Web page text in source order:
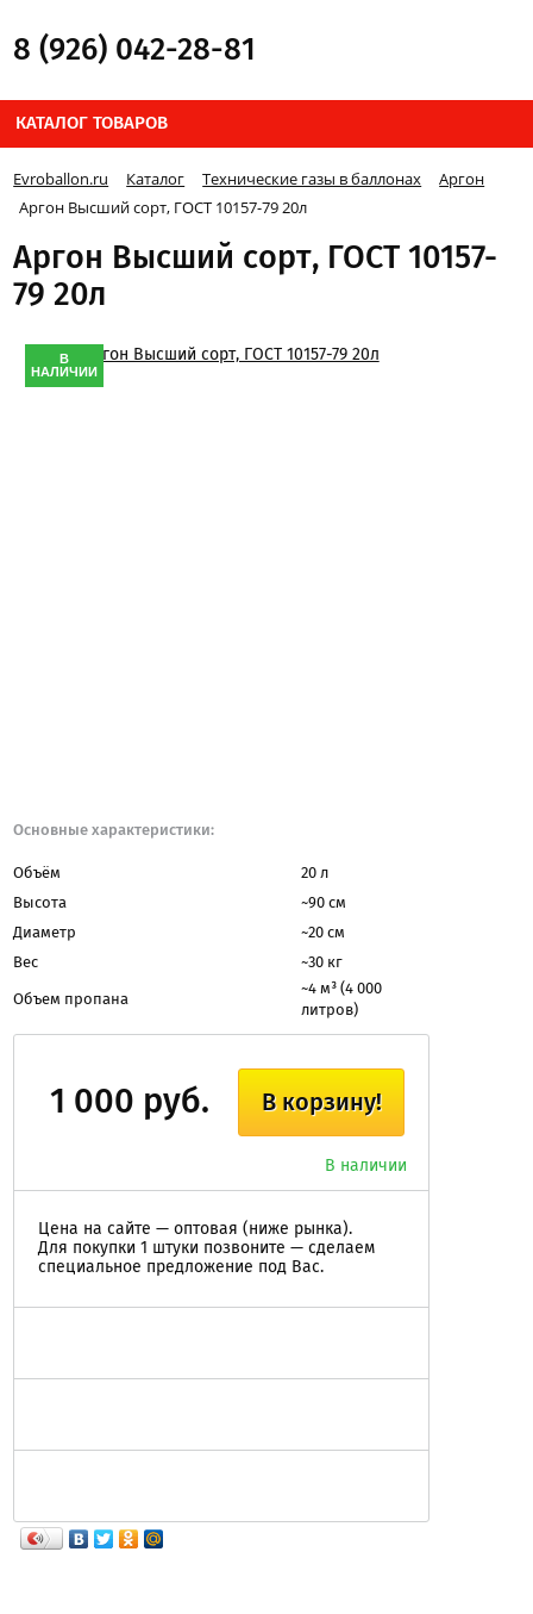
8 (926) 042-28-81
КАТАЛОГ ТОВАРОВ
Evroballon.ru Каталог Технические газы в баллонах
Аргон
Аргон Высший сорт, ГОСТ 10157-79 20л
Аргон Высший сорт, ГОСТ 10157-
79 20л
В
НАЛИЧИИ
Основные характеристики:
Объём
20 л
Высота
~90 см
Диаметр
~20 см
Вес
~30 кг
Объем пропана
~4 м³ (4 000
литров)
В корзину!
В наличии
1 000 руб.
Цена на сайте — оптовая (ниже рынка).
Для покупки 1 штуки позвоните — сделаем
специальное предложение под Вас.